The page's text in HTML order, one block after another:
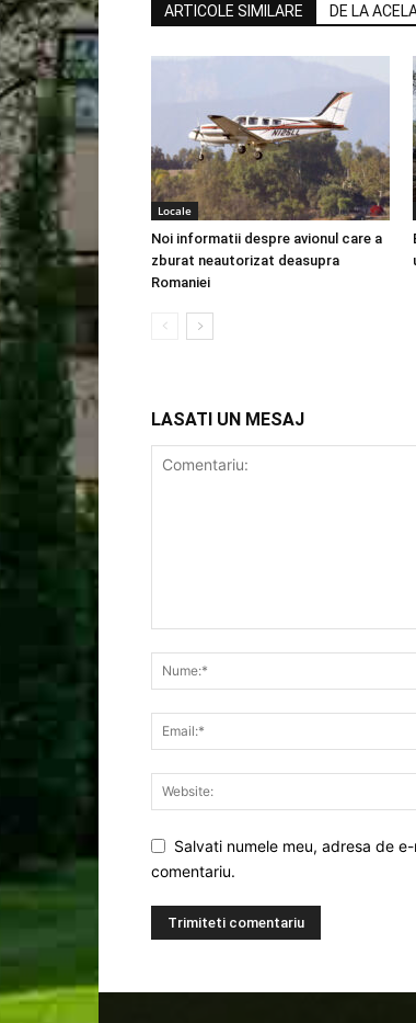
ARTICOLE SIMILARE DE LA
Locale
Noi informatii despre avionul care a
zburat neautorizat deasupra
Romaniei
LASATI UN MESAJ
Salvati numele meu, adresa de
comentariu.